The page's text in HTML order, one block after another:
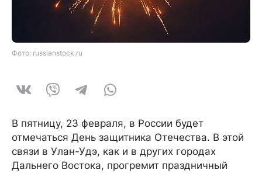
Фото: russianstock.ru
В пятницу, 23 февраля, в России будет
отмечаться День защитника Отечества. В этой
связи в Улан-Удэ, как и в других городах
Дальнего Востока, прогремит праздничный